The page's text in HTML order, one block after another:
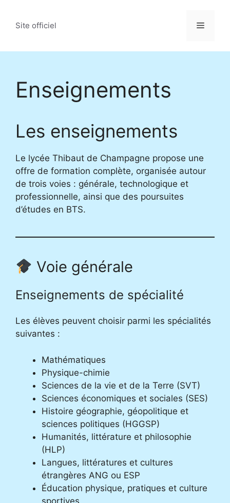
contenu
Site officiel Menu
Enseignements
Les enseignements
Le lycée Thibaut de Champagne propose une
offre de formation complète, organisée autour
de trois voies : générale, technologique et
professionnelle, ainsi que des poursuites
d’études en BTS.
Voie générale
Enseignements de spécialité
Les élèves peuvent choisir parmi les spécialités
suivantes :
Mathématiques
Physique-chimie
Sciences de la vie et de la Terre (SVT)
Sciences économiques et sociales (SES)
Histoire géographie, géopolitique et
sciences politiques (HGGSP)
Humanités, littérature et philosophie
(HLP)
Langues, littératures et cultures
étrangères ANG ou ESP
Éducation physique, pratiques et culture
sportives